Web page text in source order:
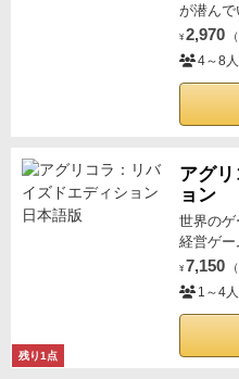
が潜んで
¥ 2,970
4～8人
残り1点
アグ
ョン
世界の
経営ゲ
¥ 7,150
1～4人